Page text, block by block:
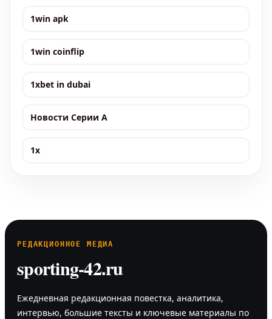
1win apk
1win coinflip
1xbet in dubai
Новости Серии А
1x
РЕДАКЦИОННОЕ МЕДИА
sporting-42.ru
Ежедневная редакционная повестка, аналитика,
интервью, большие тексты и ключевые материалы по